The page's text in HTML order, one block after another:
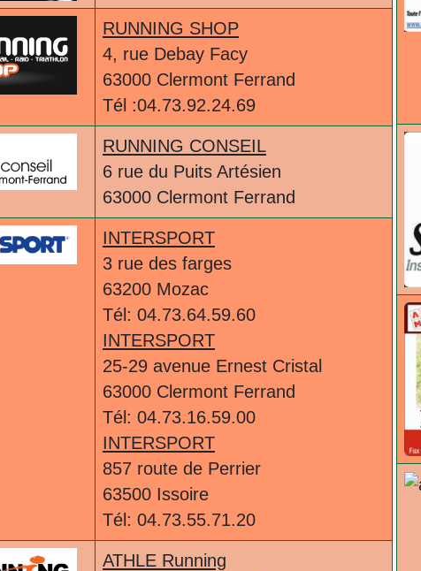
RUNNING SHOP
4, rue Debay Facy
63000 Clermont Ferrand
Tél :04.73.92.24.69
RUNNING CONSEIL
6 rue du Puits Artésien
63000 Clermont Ferrand
INTERSPORT
3 rue des farges
63200 Mozac
Tél: 04.73.64.59.60
INTERSPORT
25-29 avenue Ernest Cristal
63000 Clermont Ferrand
Tél: 04.73.16.59.00
INTERSPORT
857 route de Perrier
63500 Issoire
Tél: 04.73.55.71.20
ATHLE Running